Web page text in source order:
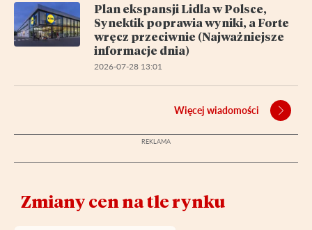
Plan ekspansji Lidla w Polsce,
Synektik poprawia wyniki, a Forte
wręcz przeciwnie (Najważniejsze
informacje dnia)
2026-07-28 13:01
Więcej wiadomości
Zmiany cen na tle rynku